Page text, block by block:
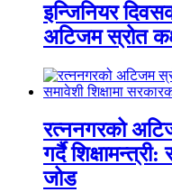
इन्जिनियर
अटिजम स्रोत
रत्ननगरको
गर्दै
जोड